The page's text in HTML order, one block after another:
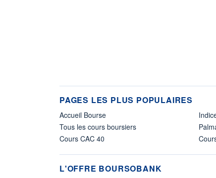
PAGES LES PLUS POPULAIRES
Accueil Bourse
Tous les cours boursiers
Cours CAC 40
L'OFFRE BOURSOBANK